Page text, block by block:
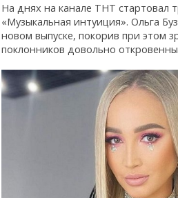
На днях на канале ТНТ стартовал
«Музыкальная интуиция». Ольга
новом выпуске, покорив при этом
поклонников довольно